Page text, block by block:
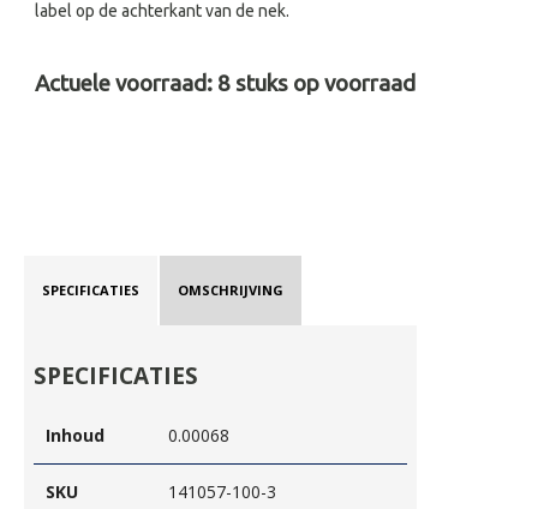
label op de achterkant van de nek.
Actuele voorraad: 8 stuks op voorraad
SPECIFICATIES OMSCHRIJVING
SPECIFICATIES
Inhoud 0.00068
SKU 141057-100-3